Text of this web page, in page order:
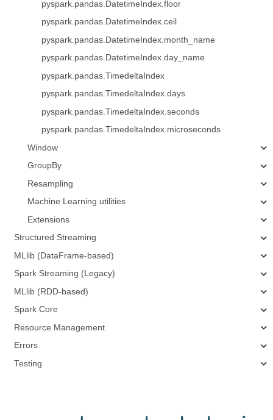
pyspark.pandas.DatetimeIndex.floor
pyspark.pandas.DatetimeIndex.ceil
pyspark.pandas.DatetimeIndex.month_name
pyspark.pandas.DatetimeIndex.day_name
pyspark.pandas.TimedeltaIndex
pyspark.pandas.TimedeltaIndex.days
pyspark.pandas.TimedeltaIndex.seconds
pyspark.pandas.TimedeltaIndex.microseconds
Window
GroupBy
Resampling
Machine Learning utilities
Extensions
Structured Streaming
MLlib (DataFrame-based)
Spark Streaming (Legacy)
MLlib (RDD-based)
Spark Core
Resource Management
Errors
Testing